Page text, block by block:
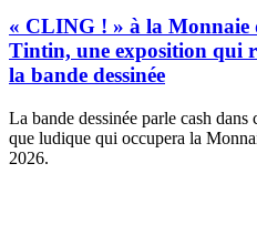
« CLING ! » à la Monnaie
Tintin, une exposition qui
la bande dessinée
La bande dessinée parle cash
que ludique qui occupera la
2026.